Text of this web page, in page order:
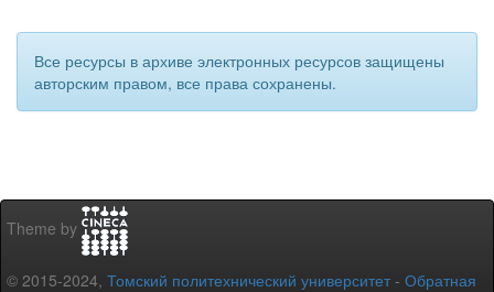
Все ресурсы в архиве электронных ресурсов защищены
авторским правом, все права сохранены.
Theme by
© 2015-2024, Томский политехнический университет - Обратная